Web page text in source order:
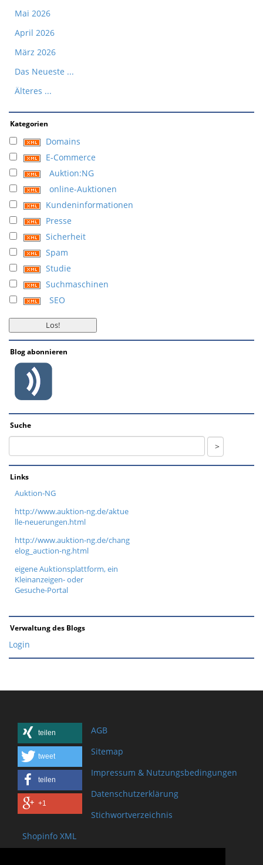
Mai 2026
April 2026
März 2026
Das Neueste ...
Älteres ...
Kategorien
Domains
E-Commerce
Auktion:NG
online-Auktionen
Kundeninformationen
Presse
Sicherheit
Spam
Studie
Suchmaschinen
SEO
Blog abonnieren
Suche
Links
Auktion-NG
http://www.auktion-ng.de/aktue
lle-neuerungen.html
http://www.auktion-ng.de/chang
elog_auction-ng.html
eigene Auktionsplattform, ein
Kleinanzeigen- oder
Gesuche-Portal
Verwaltung des Blogs
Login
teilen
tweet
teilen
+1
AGB
Sitemap
Impressum & Nutzungsbedingungen
Datenschutzerklärung
Stichwortverzeichnis
Shopinfo XML